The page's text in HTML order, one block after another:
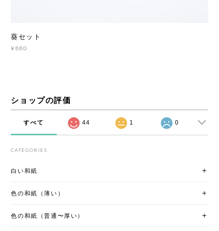
葵セット
¥880
ショップの評価
すべて 44 1 0
CATEGORIES
白い和紙
色の和紙（薄い）
色の和紙（普通〜厚い）